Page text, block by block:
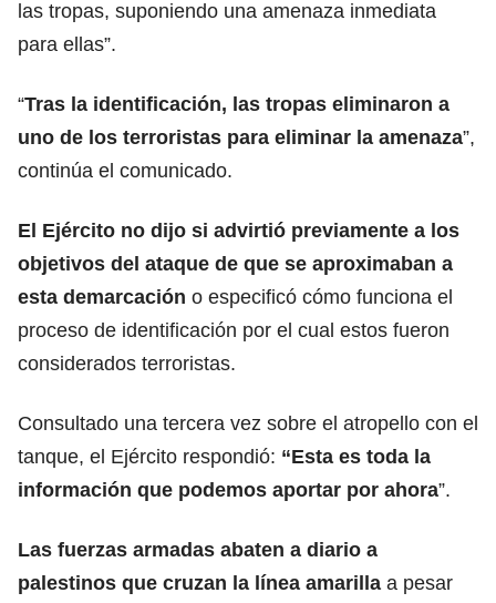
las tropas, suponiendo una amenaza inmediata
para ellas”.
“Tras la identificación, las tropas eliminaron a
uno de los terroristas para eliminar la amenaza”,
continúa el comunicado.
El Ejército no dijo si advirtió previamente a los
objetivos del ataque de que se aproximaban a
esta demarcación o especificó cómo funciona el
proceso de identificación por el cual estos fueron
considerados terroristas.
Consultado una tercera vez sobre el atropello con el
tanque, el Ejército respondió: “Esta es toda la
información que podemos aportar por ahora”.
Las fuerzas armadas abaten a diario a
palestinos que cruzan la línea amarilla a pesar